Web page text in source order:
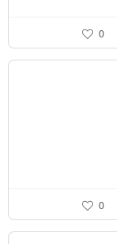
0
0